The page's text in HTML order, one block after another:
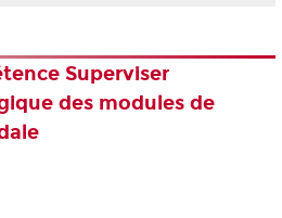
Superviser
des modules de